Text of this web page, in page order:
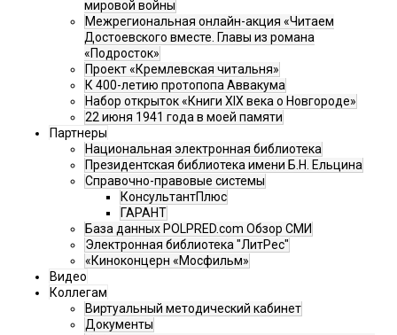
мировой войны
Межрегиональная онлайн-акция «Читаем
Достоевского вместе. Главы из романа
«Подросток»
Проект «Кремлевская читальня»
К 400-летию протопопа Аввакума
Набор открыток «Книги XIX века о Новгороде»
22 июня 1941 года в моей памяти
Партнеры
Национальная электронная библиотека
Президентская библиотека имени Б.Н. Ельцина
Справочно-правовые системы
КонсультантПлюс
ГАРАНТ
База данных POLPRED.com Обзор СМИ
Электронная библиотека "ЛитРес"
«Киноконцерн «Мосфильм»
Видео
Коллегам
Виртуальный методический кабинет
Документы